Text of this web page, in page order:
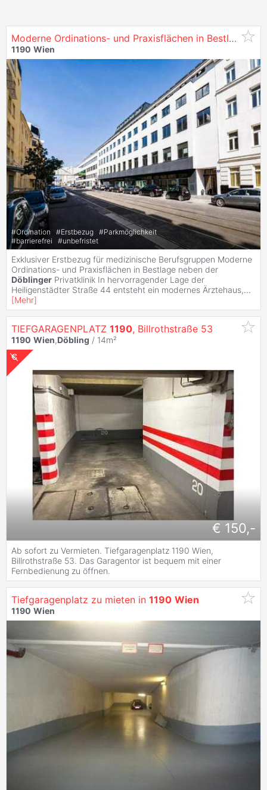
Moderne Ordinations- und Praxisflächen in Bestlage neben der
1190 Wien
#Ordination #Erstbezug #Parkmöglichkeit
#barrierefrei #unbefristet
Exklusiver Erstbezug für medizinische Berufsgruppen Moderne
Ordinations- und Praxisflächen in Bestlage neben der
Döblinger Privatklinik In hervorragender Lage der
Heiligenstädter Straße 44 entsteht ein modernes Ärztehaus,...
[Mehr]
TIEFGARAGENPLATZ 1190, Billrothstraße 53
1190 Wien,Döbling / 14m²
€ 150,-
Ab sofort zu Vermieten. Tiefgaragenplatz 1190 Wien,
Billrothstraße 53. Das Garagentor ist bequem mit einer
Fernbedienung zu öffnen.
Tiefgaragenplatz zu mieten in 1190 Wien
1190 Wien